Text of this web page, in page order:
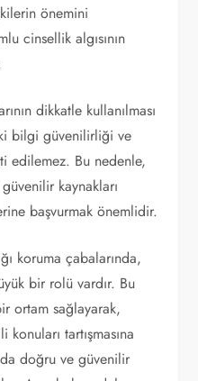
önemini
cinsellik algısının
dikkatle kullanılması
bilgi güvenilirliği ve
edilemez. Bu nedenle,
kaynakları
başvurmak önemlidir.
koruma çabalarında,
bir rolü vardır. Bu
ortam sağlayarak,
tartışmasına
doğru ve güvenilir